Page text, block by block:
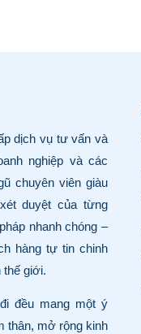
dịch vụ tư vấn và
nghiệp và các
chuyên viên giàu
duyệt của từng
nhanh chóng –
hàng tự tin chinh
thế giới.
đều mang một ý
thân, mở rộng kinh